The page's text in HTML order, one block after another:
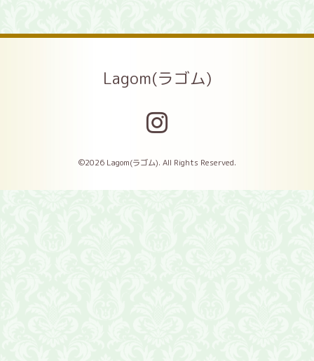
Lagom(ラゴム)
©2026 Lagom(ラゴム). All Rights Reserved.